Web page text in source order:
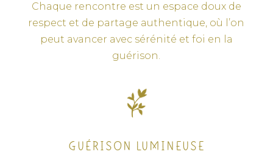
Chaque rencontre est un espace doux de
respect et de partage authentique, où l’on
peut avancer avec sérénité et foi en la
guérison.
GUÉRISON LUMINEUSE